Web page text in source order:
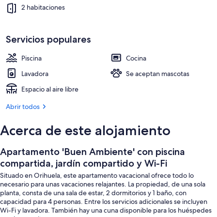
2 habitaciones
Servicios populares
Piscina
Cocina
Lavadora
Se aceptan mascotas
Espacio al aire libre
Abrir todos
Acerca de este alojamiento
Apartamento 'Buen Ambiente' con piscina
compartida, jardín compartido y Wi-Fi
Situado en Orihuela, este apartamento vacacional ofrece todo lo
necesario para unas vacaciones relajantes. La propiedad, de una sola
planta, consta de una sala de estar, 2 dormitorios y 1 baño, con
capacidad para 4 personas. Entre los servicios adicionales se incluyen
Wi-Fi y lavadora. También hay una cuna disponible para los huéspedes